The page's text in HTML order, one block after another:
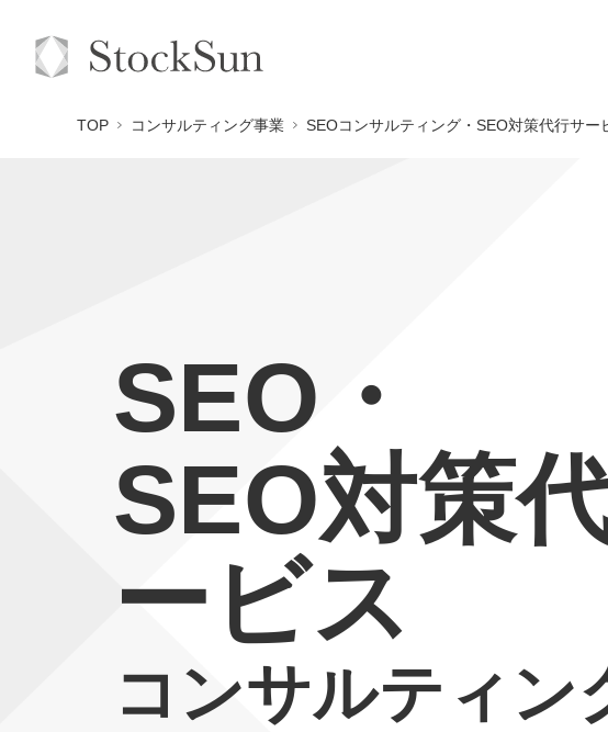
料金表
代表メッセ
取締役メッ
業務委託
TOP コンサルティング事業 SEOコンサルティング・SEO対策代行サー
SEO・
SEO対策
ービス
コンサルティン